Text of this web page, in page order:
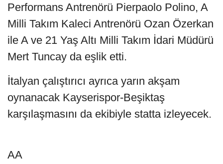
Performans Antrenörü Pierpaolo Polino, A
Milli Takım Kaleci Antrenörü Ozan Özerkan
ile A ve 21 Yaş Altı Milli Takım İdari Müdürü
Mert Tuncay da eşlik etti.
İtalyan çalıştırıcı ayrıca yarın akşam
oynanacak Kayserispor-Beşiktaş
karşılaşmasını da ekibiyle statta izleyecek.
AA